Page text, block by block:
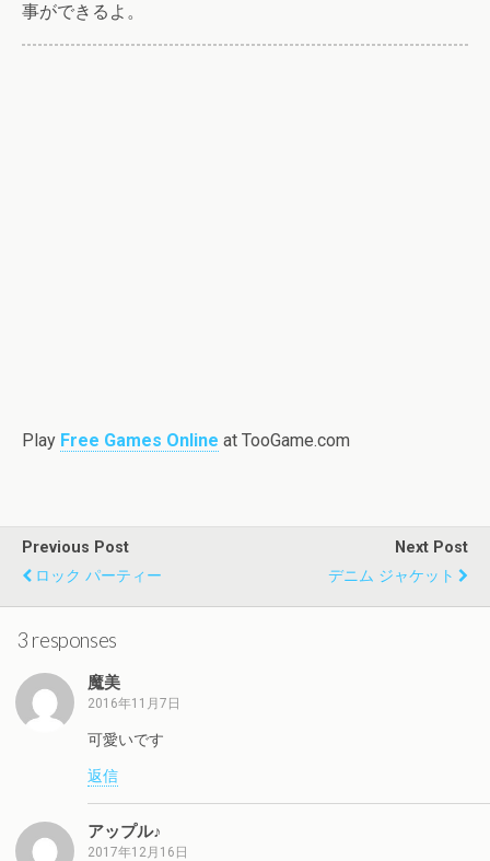
事ができるよ。
Play Free Games Online at TooGame.com
Previous Post
ロック パーティー
Next Post
デニム ジャケット
3 responses
魔美
2016年11月7日
可愛いです
返信
アップル♪
2017年12月16日